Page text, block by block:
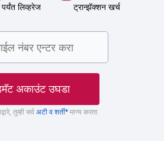
पर्यंत लिव्हरेज
ट्रान्झॅक्शन खर्च
अकाउंट उघडा
तुम्ही सर्व अटी व शर्ती* मान्य करता